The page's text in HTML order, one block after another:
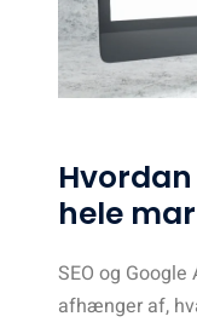
hele
SEO og
afhænger af,